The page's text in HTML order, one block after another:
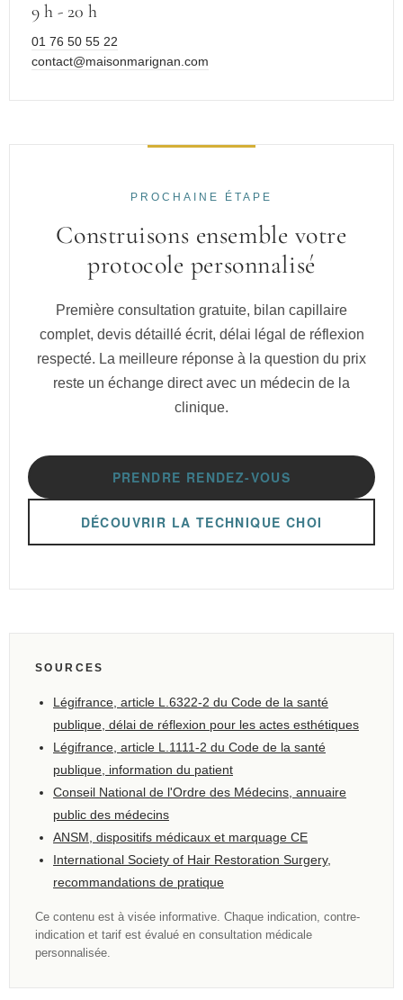
9 h - 20 h
01 76 50 55 22
contact@maisonmarignan.com
PROCHAINE ÉTAPE
Construisons ensemble votre
protocole personnalisé
Première consultation gratuite, bilan capillaire
complet, devis détaillé écrit, délai légal de réflexion
respecté. La meilleure réponse à la question du prix
reste un échange direct avec un médecin de la
clinique.
PRENDRE RENDEZ-VOUS
DÉCOUVRIR LA TECHNIQUE CHOI
SOURCES
Légifrance, article L.6322-2 du Code de la santé
publique, délai de réflexion pour les actes esthétiques
Légifrance, article L.1111-2 du Code de la santé
publique, information du patient
Conseil National de l'Ordre des Médecins, annuaire
public des médecins
ANSM, dispositifs médicaux et marquage CE
International Society of Hair Restoration Surgery,
recommandations de pratique
Ce contenu est à visée informative. Chaque indication, contre-
indication et tarif est évalué en consultation médicale
personnalisée.